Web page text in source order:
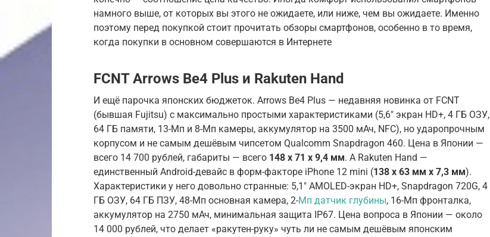
намного выше, от которых вы этого не ожидаете, или ниже, чем вы ожидаете. Именно
поэтому перед покупкой стоит прочитать обзоры смартфонов, особенно в то время,
когда покупки в основном совершаются в Интернете
FCNT Arrows Be4 Plus и Rakuten Hand
И ещё парочка японских бюджеток. Arrows Be4 Plus — недавняя новинка от FCNT
(бывшая Fujitsu) с максимально простыми характеристиками (5,6″ экран HD+, 4 ГБ ОЗУ,
64 ГБ памяти, 13-Мп и 8-Мп камеры, аккумулятор на 3500 мАч, NFC), но ударопрочным
корпусом и не самым дешёвым чипсетом Qualcomm Snapdragon 460. Цена в Японии —
всего 14 700 рублей, габариты — всего 148 х 71 х 9,4 мм. А Rakuten Hand —
единственный Android-девайс в форм-факторе iPhone 12 mini (138 х 63 мм х 7,3 мм).
Характеристики у него довольно странные: 5,1″ AMOLED-экран HD+, Snapdragon 720G, 4
ГБ ОЗУ, 64 ГБ ПЗУ, 48-Мп основная камера, 2-Мп датчик глубины, 16-Мп фронталка,
аккумулятор на 2750 мАч, минимальная защита IP67. Цена вопроса в Японии — около
14 000 рублей, что делает «ракутен-руку» чуть ли не самым дешёвым японским